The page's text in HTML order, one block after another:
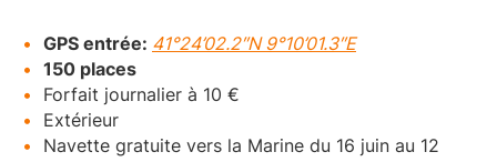
GPS entrée: 41°24’02.2″N 9°10’01.3″E
150 places
Forfait journalier à 10 €
Extérieur
Navette gratuite vers la Marine du 16 juin au 12